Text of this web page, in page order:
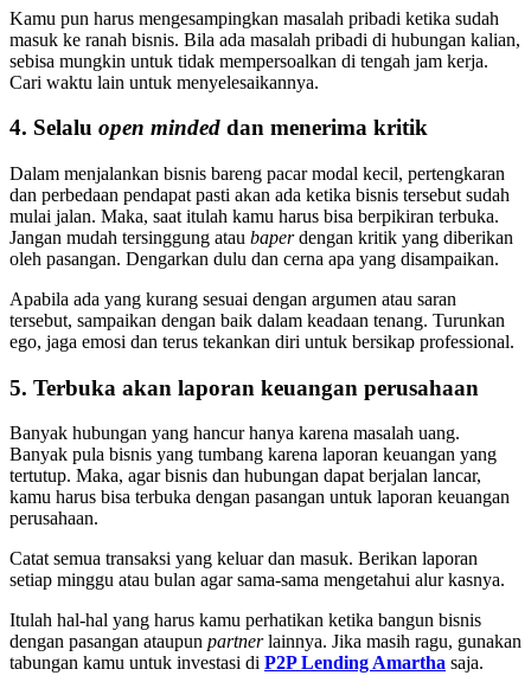
Kamu pun harus mengesampingkan masalah pribadi ketika sudah
masuk ke ranah bisnis. Bila ada masalah pribadi di hubungan kalian,
sebisa mungkin untuk tidak mempersoalkan di tengah jam kerja.
Cari waktu lain untuk menyelesaikannya.
4. Selalu open minded dan menerima kritik
Dalam menjalankan bisnis bareng pacar modal kecil, pertengkaran
dan perbedaan pendapat pasti akan ada ketika bisnis tersebut sudah
mulai jalan. Maka, saat itulah kamu harus bisa berpikiran terbuka.
Jangan mudah tersinggung atau baperdengan kritik yang diberikan
oleh pasangan. Dengarkan dulu dan cerna apa yang disampaikan.
Apabila ada yang kurang sesuai dengan argumen atau saran
tersebut, sampaikan dengan baik dalam keadaan tenang. Turunkan
ego, jaga emosi dan terus tekankan diri untuk bersikap professional.
5. Terbuka akan laporan keuangan perusahaan
Banyak hubungan yang hancur hanya karena masalah uang.
Banyak pula bisnis yang tumbang karena laporan keuangan yang
tertutup. Maka, agar bisnis dan hubungan dapat berjalan lancar,
kamu harus bisa terbuka dengan pasangan untuk laporan keuangan
perusahaan.
Catat semua transaksi yang keluar dan masuk. Berikan laporan
setiap minggu atau bulan agar sama-sama mengetahui alur kasnya.
Itulah hal-hal yang harus kamu perhatikan ketika bangun bisnis
dengan pasangan ataupun partnerlainnya. Jika masih ragu, gunakan
tabungan kamu untuk investasi di P2P Lending Amartha saja.